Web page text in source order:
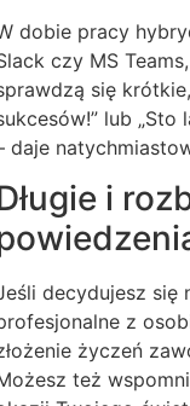
dobie pracy
czy MS
się
lub „Sto
daje
i
decydujesz się
z
życzeń
też